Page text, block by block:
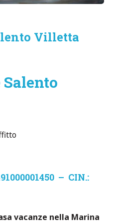
Villetta
Salento
– CIN.:
vacanze nella Marina